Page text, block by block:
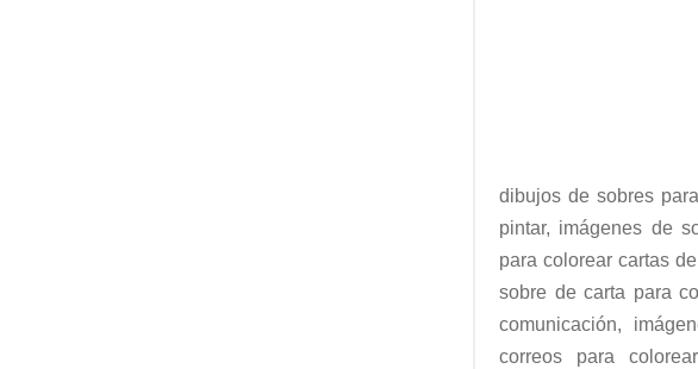
dibujos de sobres
pintar, imágenes de
para colorear cartas
sobre de carta para
comunicación,
correos para